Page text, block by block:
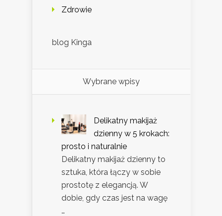
Zdrowie
blog Kinga
Wybrane wpisy
Delikatny makijaż
dzienny w 5 krokach:
prosto i naturalnie
Delikatny makijaż dzienny to
sztuka, która łączy w sobie
prostotę z elegancją. W
dobie, gdy czas jest na wagę
…